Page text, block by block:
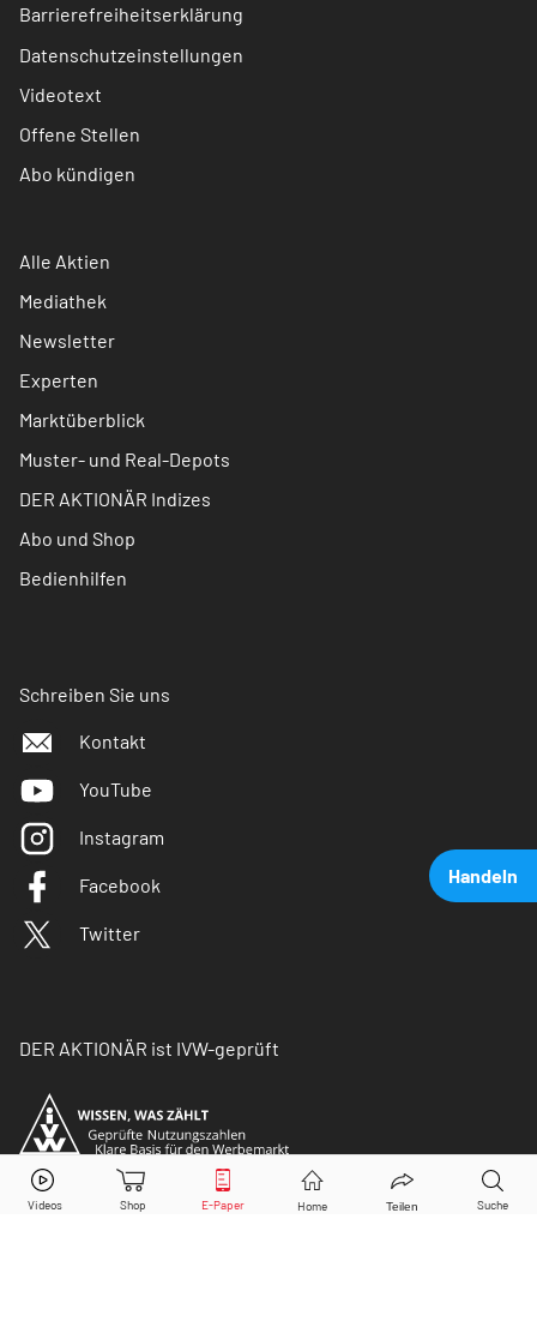
Handeln
Tesla Aktie jetzt handeln?
Barrierefreiheitserklärung
Datenschutzeinstellungen
Videotext
Offene Stellen
Abo kündigen
Alle Aktien
Mediathek
Newsletter
Experten
Marktüberblick
Muster- und Real-Depots
DER AKTIONÄR Indizes
Abo und Shop
Bedienhilfen
Schreiben Sie uns
Kontakt
YouTube
Instagram
Facebook
Twitter
DER AKTIONÄR ist IVW-geprüft